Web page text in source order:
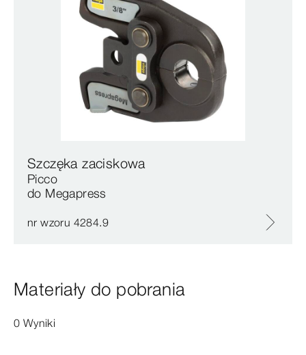
Szczęka zaciskowa
Picco
do Megapress
nr wzoru 4284.9
Materiały do pobrania
0 Wyniki